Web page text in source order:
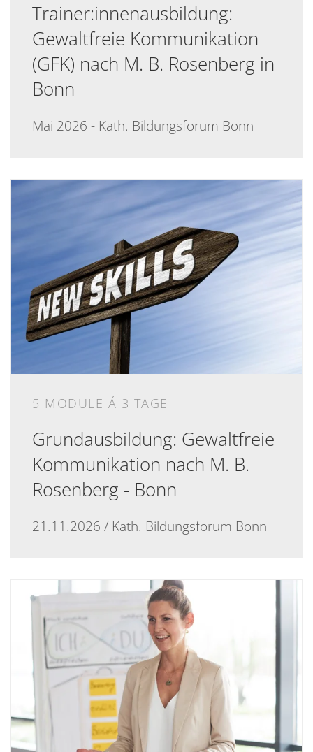
Trainer:innenausbildung:
Gewaltfreie Kommunikation
(GFK) nach M. B. Rosenberg in
Bonn
Mai 2026 - Kath. Bildungsforum Bonn
5 MODULE Á 3 TAGE
Grundausbildung: Gewaltfreie
Kommunikation nach M. B.
Rosenberg - Bonn
21.11.2026 / Kath. Bildungsforum Bonn